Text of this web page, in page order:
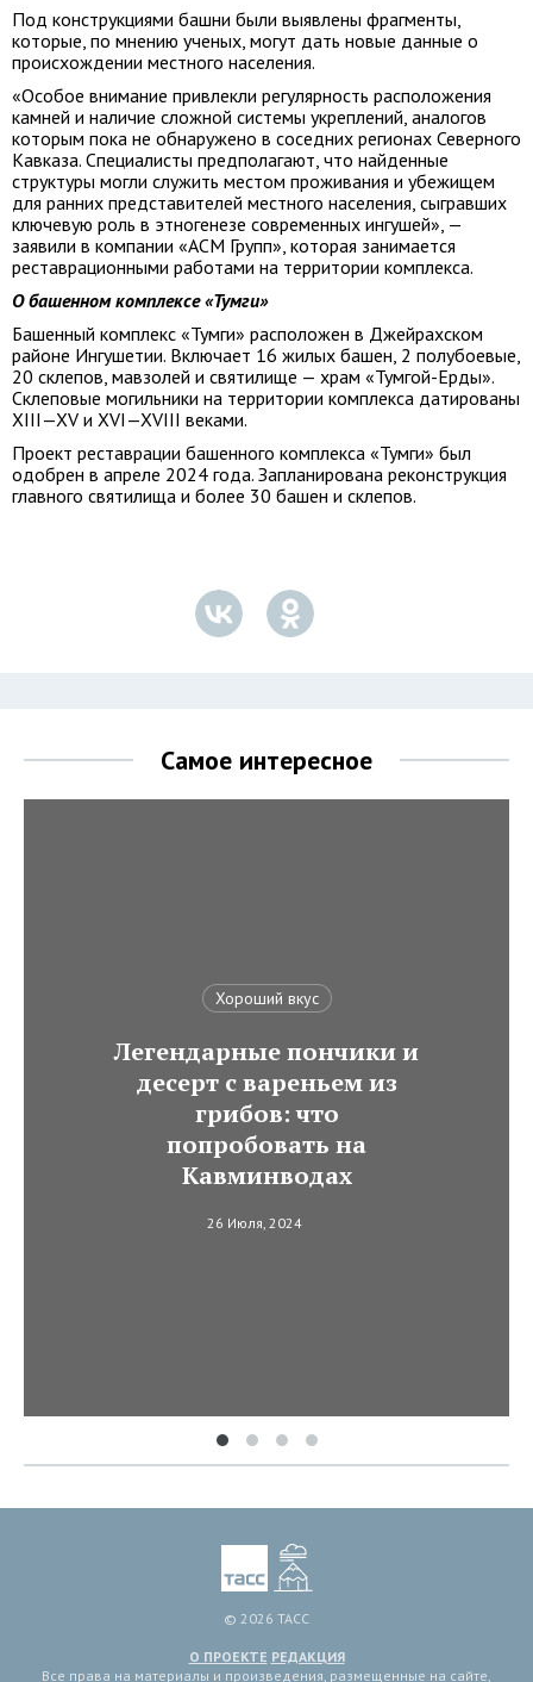
Под конструкциями башни были выявлены фрагменты,
которые, по мнению ученых, могут дать новые данные о
происхождении местного населения.
«Особое внимание привлекли регулярность расположения
камней и наличие сложной системы укреплений, аналогов
которым пока не обнаружено в соседних регионах Северного
Кавказа. Специалисты предполагают, что найденные
структуры могли служить местом проживания и убежищем
для ранних представителей местного населения, сыгравших
ключевую роль в этногенезе современных ингушей», —
заявили в компании «АСМ Групп», которая занимается
реставрационными работами на территории комплекса.
О башенном комплексе «Тумги»
Башенный комплекс «Тумги» расположен в Джейрахском
районе Ингушетии. Включает 16 жилых башен, 2 полубоевые,
20 склепов, мавзолей и святилище — храм «Тумгой-Ерды».
Склеповые могильники на территории комплекса датированы
XIII—XV и XVI—XVIII веками.
Проект реставрации башенного комплекса «Тумги» был
одобрен в апреле 2024 года. Запланирована реконструкция
главного святилища и более 30 башен и склепов.
Самое интересное
Хороший вкус
Легендарные пончики и
десерт с вареньем из
грибов: что
попробовать на
Кавминводах
26 Июля, 2024
© 2026 ТАСС
О ПРОЕКТЕ РЕДАКЦИЯ
Все права на материалы и произведения, размещенные на сайте,